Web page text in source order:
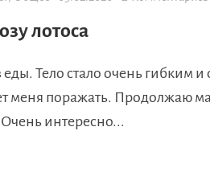
лотоса
еды. Тело стало очень гибким
меня поражать. Продолжаю
интересно...